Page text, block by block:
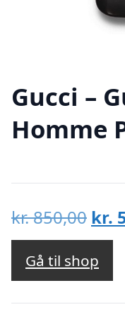
Gucci –
Homme
kr.850,00 Den
pris
var:
kr.
kr.
Gå til shop